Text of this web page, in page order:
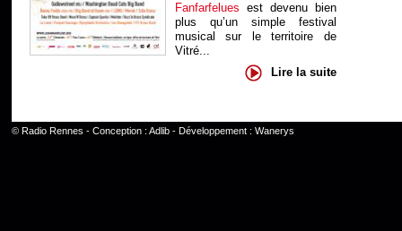
Fanfarfelues est devenu bien
plus qu’un simple festival
musical sur le territoire de
Vitré...
Lire la suite
© Radio Rennes - Conception : Adlib- Développement : Wanerys